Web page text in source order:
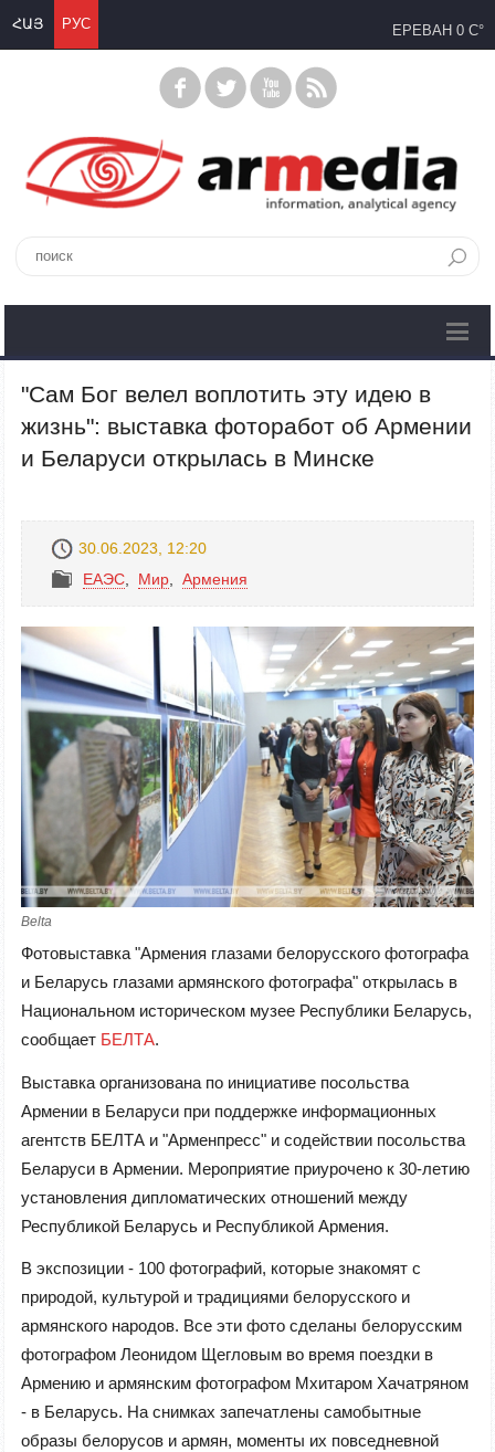
ՀԱՅ РУС ЕРЕВАН 0 C°
"Сам Бог велел воплотить эту идею в
жизнь": выставка фоторабот об Армении
и Беларуси открылась в Минске
30.06.2023, 12:20
ЕАЭС
Mир Армения
Belta
Фотовыставка "Армения глазами белорусского фотографа
и Беларусь глазами армянского фотографа" открылась в
Национальном историческом музее Республики Беларусь,
сообщает БЕЛТА.
Выставка организована по инициативе посольства
Армении в Беларуси при поддержке информационных
агентств БЕЛТА и "Арменпресс" и содействии посольства
Беларуси в Армении. Мероприятие приурочено к 30-летию
установления дипломатических отношений между
Республикой Беларусь и Республикой Армения.
В экспозиции - 100 фотографий, которые знакомят с
природой, культурой и традициями белорусского и
армянского народов. Все эти фото сделаны белорусским
фотографом Леонидом Щегловым во время поездки в
Армению и армянским фотографом Мхитаром Хачатряном
- в Беларусь. На снимках запечатлены самобытные
образы белорусов и армян, моменты их повседневной